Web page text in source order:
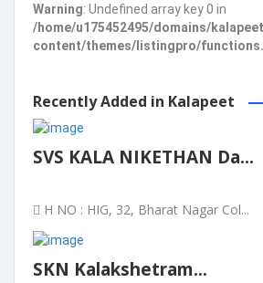
Warning: Undefined array key 0 in
/home/u175452495/domains/
content/themes/listingpro/
Recently Added in Kalapeet
SVS KALA NIKETHAN Da...
H NO : HIG, 32, Bharat Nagar Col...
SKN Kalakshetram...